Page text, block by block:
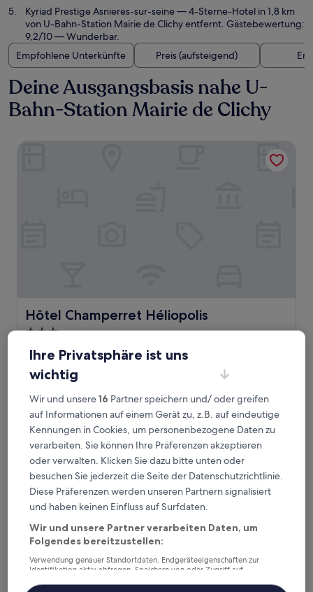
Kyriad Prestige Asnieres-sur-seine— 4-Sterne-Hotel in 1,8 km
von U-Bahn-Station Mairie de Clichy entfernt. Gästebewertung:
9,2/10 — Wunderbar.
Empfohlene Unterkünfte
Preis (aufsteigend)
Deine Ausgangsbasis nahe U-
Bahn-Station Mairie de Clichy
Hôtel Champerret Héliopolis
Hôtel Champerret Héliopolis
3.0-
Sterne-
Unterkunft
2,2 km von U-Bahn-Station Mairie de Clichy entfernt
von
Wunderbar,
(935
Bewertungen)
9,2/10 Wunderbar
Preis
beträgt
134 €
inkl. Steuern & Gebühren
7. Aug.–8. Aug.
Hôtel Armoni
Ihre Privatsphäre ist uns
wichtig
Wir und unsere16 Partner speichern und/ oder greifen
auf Informationen auf einem Gerät zu, z.B. auf eindeutige
Kennungen in Cookies, um personenbezogene Daten zu
verarbeiten. Sie können Ihre Präferenzen akzeptieren
oder verwalten. Klicken Sie dazu bitte unten oder
besuchen Sie jederzeit die Seite der Datenschutzrichtlinie.
Diese Präferenzen werden unseren Partnern signalisiert
und haben keinen Einfluss auf Surfdaten.
Wir und unsere Partner verarbeiten Daten, um
Folgendes bereitzustellen:
Verwendung genauer Standortdaten. Endgeräteeigenschaften zur
Identifikation aktiv abfragen. Speichern von oder Zugriff auf
Inhalte, Messung von Werbeleistung und der Performance von Inhalten,